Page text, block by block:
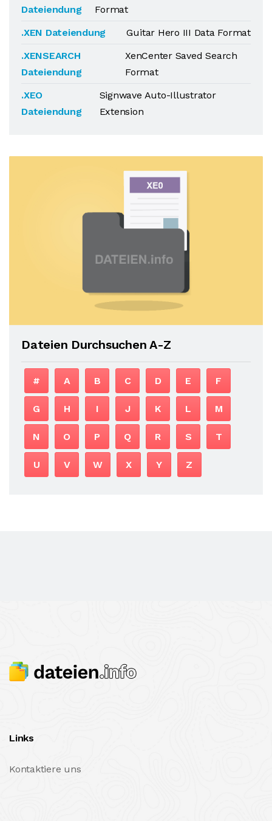
Dateiendung
Format
.XEN Dateiendung
Guitar Hero III Data Format
.XENSEARCH
Dateiendung
XenCenter Saved Search
Format
.XEO
Dateiendung
Signwave Auto-Illustrator
Extension
Dateien Durchsuchen A-Z
# A B C D E F
G H I J K L M
N O P Q R S T
U V W X Y Z
Links
Kontaktiere uns